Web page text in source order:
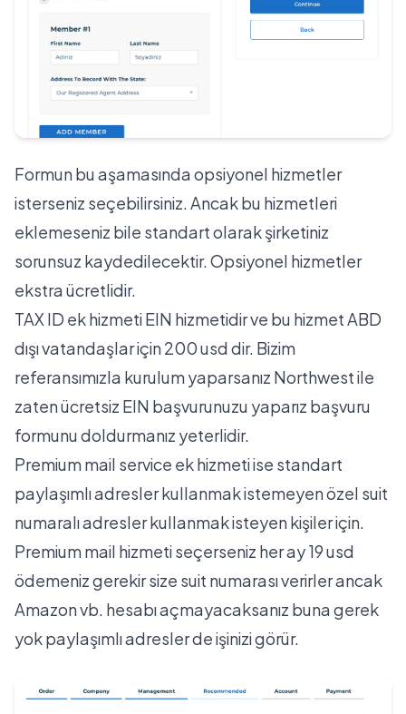
Formun bu aşamasında opsiyonel hizmetler
isterseniz seçebilirsiniz. Ancak bu hizmetleri
eklemeseniz bile standart olarak şirketiniz
sorunsuz kaydedilecektir. Opsiyonel hizmetler
ekstra ücretlidir.
TAX ID ek hizmeti EIN hizmetidir ve bu hizmet ABD
dışı vatandaşlar için 200 usd dir. Bizim
referansımızla kurulum yaparsanız Northwest ile
zaten ücretsiz EIN başvurunuzu yaparız başvuru
formunu doldurmanız yeterlidir.
Premium mail service ek hizmeti ise standart
paylaşımlı adresler kullanmak istemeyen özel suit
numaralı adresler kullanmak isteyen kişiler için.
Premium mail hizmeti seçerseniz her ay 19 usd
ödemeniz gerekir size suit numarası verirler ancak
Amazon vb. hesabı açmayacaksanız buna gerek
yok paylaşımlı adresler de işinizi görür.